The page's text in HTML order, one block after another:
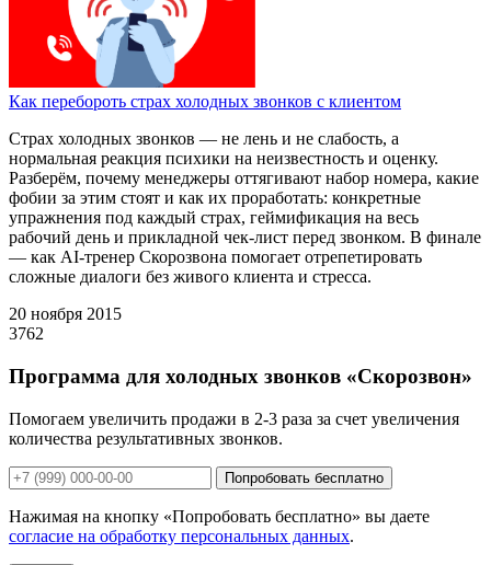
Как перебороть страх холодных звонков с клиентом
Страх холодных звонков — не лень и не слабость, а
нормальная реакция психики на неизвестность и оценку.
Разберём, почему менеджеры оттягивают набор номера, какие
фобии за этим стоят и как их проработать: конкретные
упражнения под каждый страх, геймификация на весь
рабочий день и прикладной чек-лист перед звонком. В финале
— как AI-тренер Скорозвона помогает отрепетировать
сложные диалоги без живого клиента и стресса.
20 ноября 2015
3762
Программа для холодных звонков «Скорозвон»
Помогаем увеличить продажи в 2-3 раза за счет увеличения
количества результативных звонков.
Попробовать бесплатно
Нажимая на кнопку «Попробовать бесплатно» вы даете
согласие на обработку персональных данных.